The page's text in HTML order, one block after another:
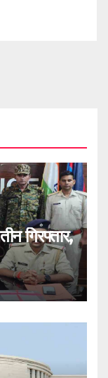
गिरफ्तार,